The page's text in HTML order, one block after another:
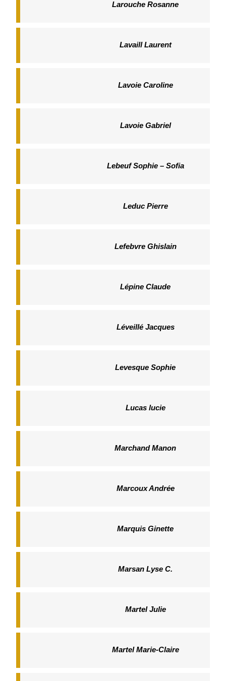
Larouche Rosanne
Lavaill Laurent
Lavoie Caroline
Lavoie Gabriel
Lebeuf Sophie – Sofia
Leduc Pierre
Lefebvre Ghislain
Lépine Claude
Léveillé Jacques
Levesque Sophie
Lucas lucie
Marchand Manon
Marcoux Andrée
Marquis Ginette
Marsan Lyse C.
Martel Julie
Martel Marie-Claire